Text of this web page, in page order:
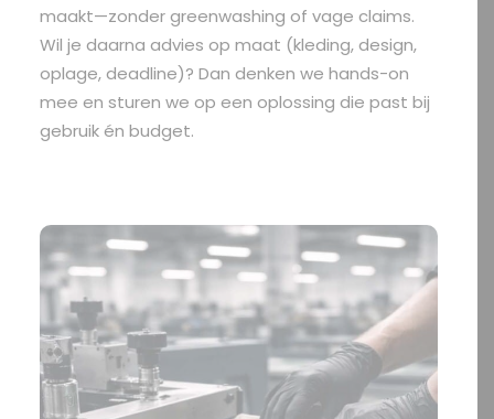
maakt—zonder greenwashing of vage claims.
Wil je daarna advies op maat (kleding, design,
oplage, deadline)? Dan denken we hands-on
mee en sturen we op een oplossing die past bij
gebruik én budget.